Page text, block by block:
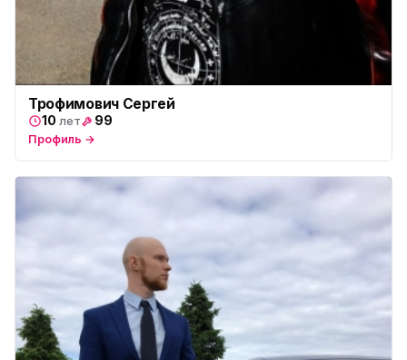
Трофимович Сергей
10 лет 99
Профиль →